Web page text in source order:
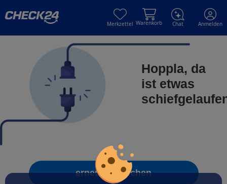
Merkzettel Warenkorb Chat Anmelden
Hoppla, da
ist etwas
erneut versuchen